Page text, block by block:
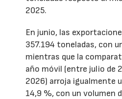
2025.
En junio, las
357.194 toneladas, con
mientras que la
año móvil (entre julio de
2026) arroja igualmente
14,9 %, con un volumen